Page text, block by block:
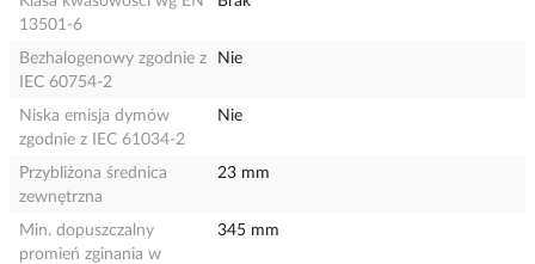
13501-6
Bezhalogenowy zgodnie z
IEC 60754-2
Nie
Niska emisja dymów
zgodnie z IEC 61034-2
Nie
Przybliżona średnica
zewnętrzna
23 mm
Min. dopuszczalny
promień zginania w
345 mm